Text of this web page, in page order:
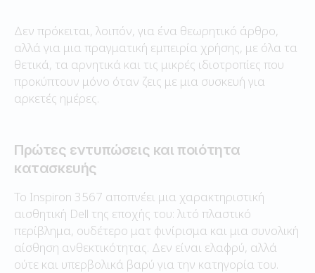
Δεν πρόκειται, λοιπόν, για ένα θεωρητικό άρθρο,
αλλά για μια πραγματική εμπειρία χρήσης, με όλα τα
θετικά, τα αρνητικά και τις μικρές ιδιοτροπίες που
προκύπτουν μόνο όταν ζεις με μια συσκευή για
αρκετές ημέρες.
Πρώτες εντυπώσεις και ποιότητα
κατασκευής
Το Inspiron 3567 αποπνέει μια χαρακτηριστική
αισθητική Dell της εποχής του: λιτό πλαστικό
περίβλημα, ουδέτερο ματ φινίρισμα και μια συνολική
αίσθηση ανθεκτικότητας. Δεν είναι ελαφρύ, αλλά
ούτε και υπερβολικά βαρύ για την κατηγορία του.